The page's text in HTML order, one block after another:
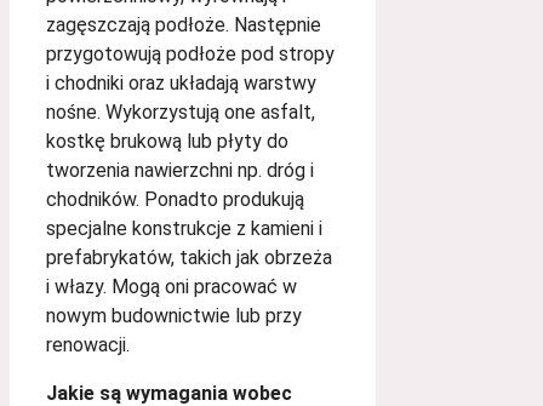
zagęszczają podłoże. Następnie
przygotowują podłoże pod stropy
i chodniki oraz układają warstwy
nośne. Wykorzystują one asfalt,
kostkę brukową lub płyty do
tworzenia nawierzchni np. dróg i
chodników. Ponadto produkują
specjalne konstrukcje z kamieni i
prefabrykatów, takich jak obrzeża
i włazy. Mogą oni pracować w
nowym budownictwie lub przy
renowacji.
Jakie są wymagania wobec